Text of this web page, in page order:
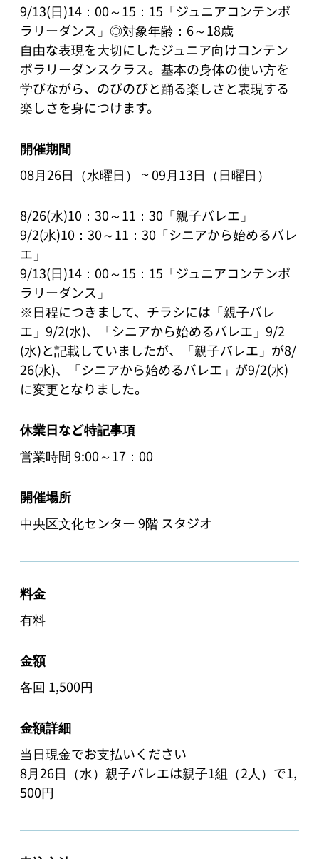
9/13(日)14：00～15：15「ジュニアコンテンポ
ラリーダンス」◎対象年齢：6～18歳
自由な表現を大切にしたジュニア向けコンテン
ポラリーダンスクラス。基本の身体の使い方を
学びながら、のびのびと踊る楽しさと表現する
楽しさを身につけます。
開催期間
08月26日（水曜日）
~09月13日（日曜日）
8/26(水)10：30～11：30「親子バレエ」
9/2(水)10：30～11：30「シニアから始めるバレ
エ」
9/13(日)14：00～15：15「ジュニアコンテンポ
ラリーダンス」
※日程につきまして、チラシには「親子バレ
エ」9/2(水)、「シニアから始めるバレエ」9/2
(水)と記載していましたが、「親子バレエ」が8/
26(水)、「シニアから始めるバレエ」が9/2(水)
に変更となりました。
休業日など特記事項
営業時間 9:00～17：00
開催場所
中央区文化センター 9階 スタジオ
料金
有料
金額
各回 1,500円
金額詳細
当日現金でお支払いください
8月26日（水）親子バレエは親子1組（2人）で1,
500円